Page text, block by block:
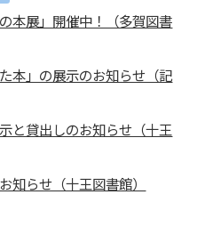
本展」開催中！（多賀図書
本」の展示のお知らせ（記
と貸出しのお知らせ（十王
知らせ（十王図書館）